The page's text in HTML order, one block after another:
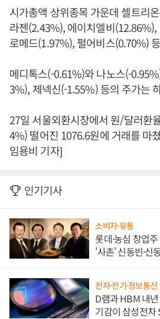
시가총액 상위종목 가운데 셀트리
라젠(2.43%), 에이치엘비
로메드(1.97%), 펄어비스(0.70%)
메디톡스(-0.61%)와 나노스(-
3%), 제넥신(-1.55%) 등의 주가는
27일 서울외환시장에서 원/달러환
4%) 떨어진 1076.6원에 거래를 마
임용비 기자]
인기기사
소비자·유통
롯데·농심 창업
'사촌' 신동빈·신
전자·전기·정보통신
D램과 HBM 내
기감이 삼성전자